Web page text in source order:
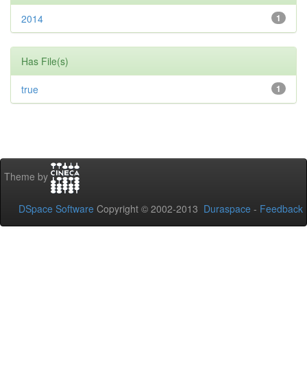
1
2014
Has File(s)
1
true
Theme by
DSpace Software Copyright © 2002-2013 Duraspace - Feedback